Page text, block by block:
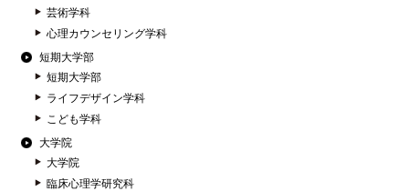
芸術学科
心理カウンセリング学科
短期大学部
短期大学部
ライフデザイン学科
こども学科
大学院
大学院
臨床心理学研究科